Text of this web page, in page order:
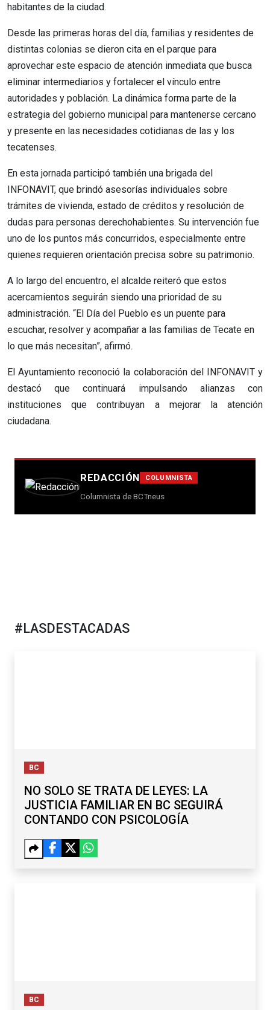
habitantes de la ciudad.
Desde las primeras horas del día, familias y residentes de
distintas colonias se dieron cita en el parque para
aprovechar este espacio de atención inmediata que busca
eliminar intermediarios y fortalecer el vínculo entre
autoridades y población. La dinámica forma parte de la
estrategia del gobierno municipal para mantenerse cercano
y presente en las necesidades cotidianas de las y los
tecatenses.
En esta jornada participó también una brigada del
INFONAVIT, que brindó asesorías individuales sobre
trámites de vivienda, estado de créditos y resolución de
dudas para personas derechohabientes. Su intervención fue
uno de los puntos más concurridos, especialmente entre
quienes requieren orientación precisa sobre su patrimonio.
A lo largo del encuentro, el alcalde reiteró que estos
acercamientos seguirán siendo una prioridad de su
administración. “El Día del Pueblo es un puente para
escuchar, resolver y acompañar a las familias de Tecate en
lo que más necesitan”, afirmó.
El Ayuntamiento reconoció la colaboración del INFONAVIT y
destacó que continuará impulsando alianzas con
instituciones que contribuyan a mejorar la atención
ciudadana.
REDACCIÓN COLUMNISTA
Columnista de BCTneus
#LASDESTACADAS
BC
NO SOLO SE TRATA DE LEYES: LA
JUSTICIA FAMILIAR EN BC SEGUIRÁ
CONTANDO CON PSICOLOGÍA
BC